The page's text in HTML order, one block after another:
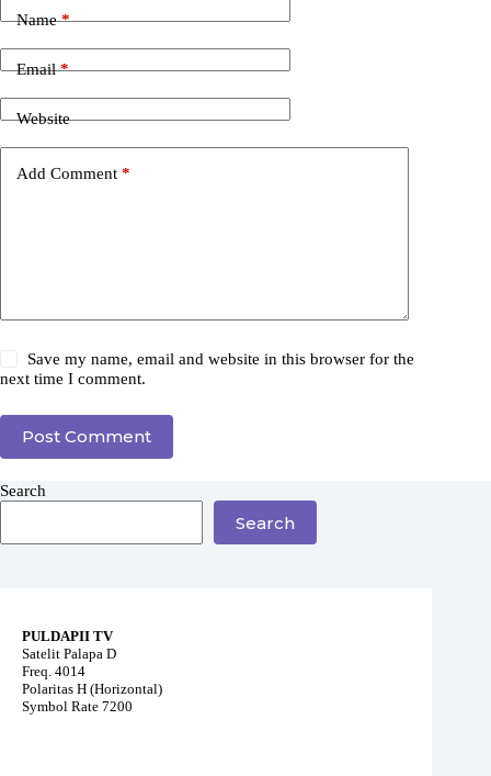
Name*
Email*
Website
Add Comment *
Save my name, email and website in this browser for the
next time I comment.
Post Comment
Search
Search
PULDAPII TV
Satelit Palapa D
Freq. 4014
Polaritas H (Horizontal)
Symbol Rate 7200